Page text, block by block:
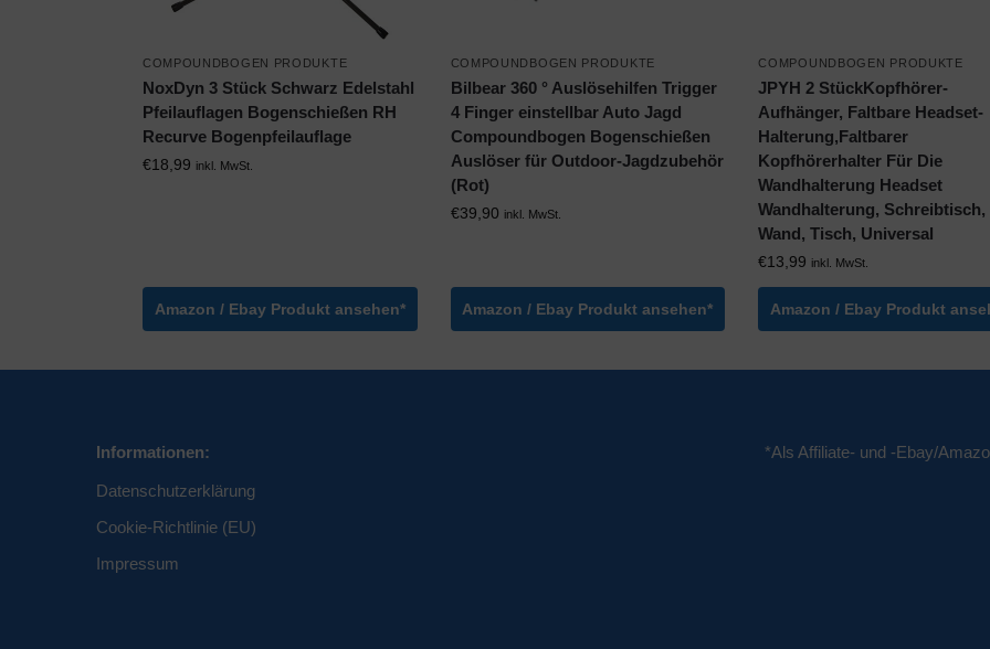
COMPOUNDBOGEN PRODUKTE
NoxDyn 3 Stück Schwarz Edelstahl
Pfeilauflagen Bogenschießen RH
Recurve Bogenpfeilauflage
€18,99 inkl. MwSt.
Amazon / Ebay Produkt ansehen*
COMPOUNDBOGEN PRODUKTE
Bilbear 360 ° Auslösehilfen Trigger
4 Finger einstellbar Auto Jagd
Compoundbogen Bogenschießen
Auslöser für Outdoor-Jagdzubehör
(Rot)
€39,90 inkl. MwSt.
Amazon / Ebay Produkt ansehen*
COMPOUNDBOGEN PRODUKTE
JPYH 2 StückKopfhörer-
Aufhänger, Faltbare Headset-
Halterung,Faltbarer
Kopfhörerhalter Für Die
Wandhalterung Headset
Wandhalterung, Schreibtisch,
Wand, Tisch, Universal
€13,99 inkl. MwSt.
Amazon / Ebay Produkt
Informationen:
Datenschutzerklärung
Cookie-Richtlinie (EU)
Impressum
*Als Affiliate- und -Ebay/